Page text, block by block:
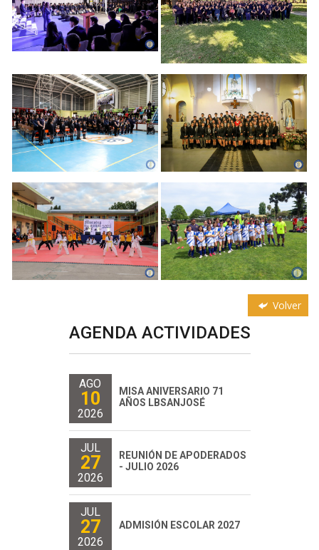
Volver
AGENDA ACTIVIDADES
AGO
10
2026
MISA ANIVERSARIO 71
AÑOS LBSANJOSÉ
JUL
27
2026
REUNIÓN DE APODERADOS
- JULIO 2026
JUL
27
2026
ADMISIÓN ESCOLAR 2027